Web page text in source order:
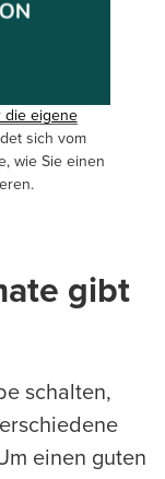
die eigene
sich vom
wie Sie einen
gibt
schalten,
einen guten